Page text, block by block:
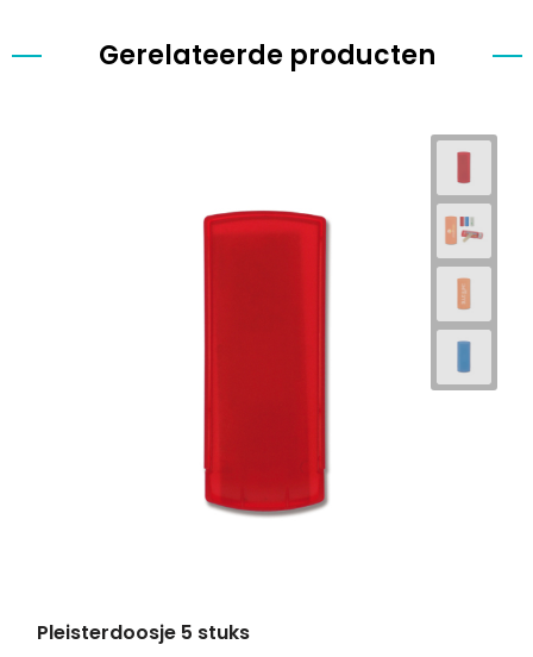
Gerelateerde producten
Pleisterdoosje 5 stuks